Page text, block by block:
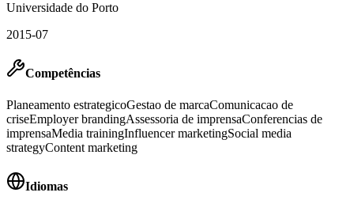
Universidade do Porto
2015-07
Competências
Planeamento estrategicoGestao de marcaComunicacao de
criseEmployer brandingAssessoria de imprensaConferencias de
imprensaMedia trainingInfluencer marketingSocial media
strategyContent marketing
Idiomas